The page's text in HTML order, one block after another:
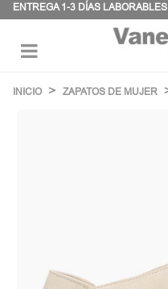
ENTREGA 1-3 DÍAS LABORABLES
de
palanca
INICIO ZAPATOS DE MUJER
Panel de gestión de cookies